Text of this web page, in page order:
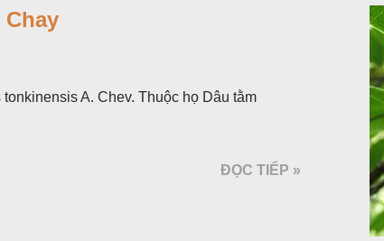
A. Chev. Thuộc họ Dâu tằm
ĐỌC TIẾP »